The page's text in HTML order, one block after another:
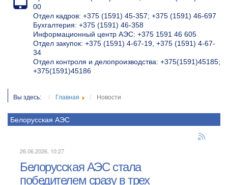
00
Отдел кадров: +375 (1591) 45-357; +375 (1591) 46-697
Бухгалтерия: +375 (1591) 46-358
Информационный центр АЭС: +375 1591 46 605
Отдел закупок: +375 (1591) 4-67-19, +375 (1591) 4-67-
34
Отдел контроля и делопроизводства: +375(1591)45185;
+375(1591)45186
Вы здесь: Главная Новости
Белорусская АЭС
26.06.2026, 10:27
Белорусская АЭС стала
победителем сразу в трех